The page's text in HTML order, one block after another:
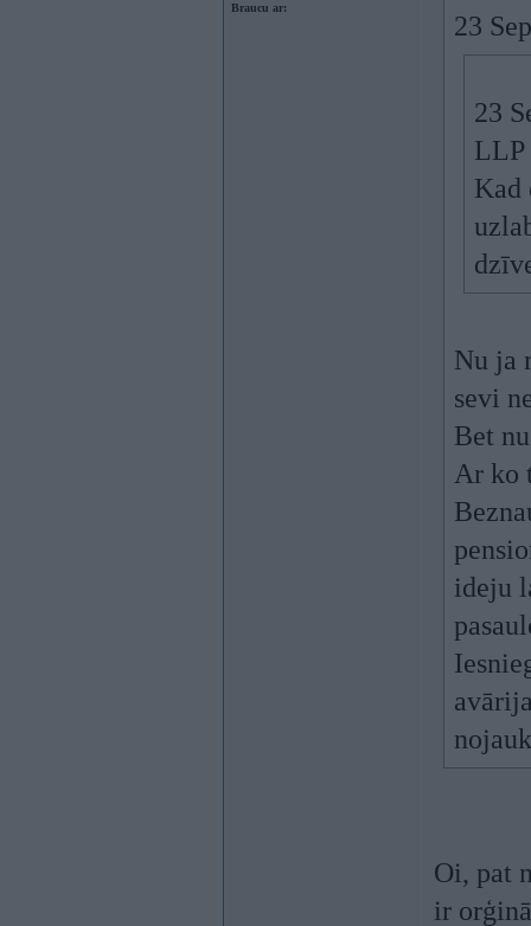
Braucu ar:
23
23
LLP
Kad
Nu ja
sevi
Bet
Ar ko
ideju
Oi, pat
ir